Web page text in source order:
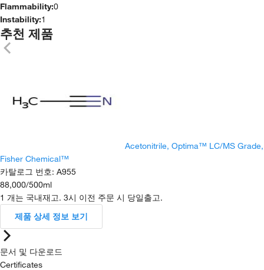
Flammability:0
Instability:1
추천 제품
Acetonitrile, Optima™ LC/MS Grade,
Fisher Chemical™
카탈로그 번호: A955
88,000/500ml
1 개는 국내재고. 3시 이전 주문 시 당일출고.
제품 상세 정보 보기
문서 및 다운로드
Certificates